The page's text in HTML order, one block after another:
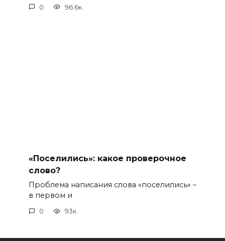
0 96.6к.
«Поселились»: какое проверочное
слово?
Проблема написания слова «поселились» –
в первом и
0 93к.